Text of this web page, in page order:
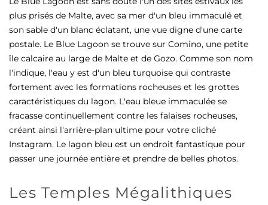
plus prisés de Malte, avec sa mer d'un bleu immaculé et
son sable d'un blanc éclatant, une vue digne d'une carte
postale. Le Blue Lagoon se trouve sur Comino, une petite
île calcaire au large de Malte et de Gozo. Comme son nom
l'indique, l'eau y est d'un bleu turquoise qui contraste
fortement avec les formations rocheuses et les grottes
caractéristiques du lagon. L'eau bleue immaculée se
fracasse continuellement contre les falaises rocheuses,
créant ainsi l'arrière-plan ultime pour votre cliché
Instagram. Le lagon bleu est un endroit fantastique pour
passer une journée entière et prendre de belles photos.
Les Temples Mégalithiques